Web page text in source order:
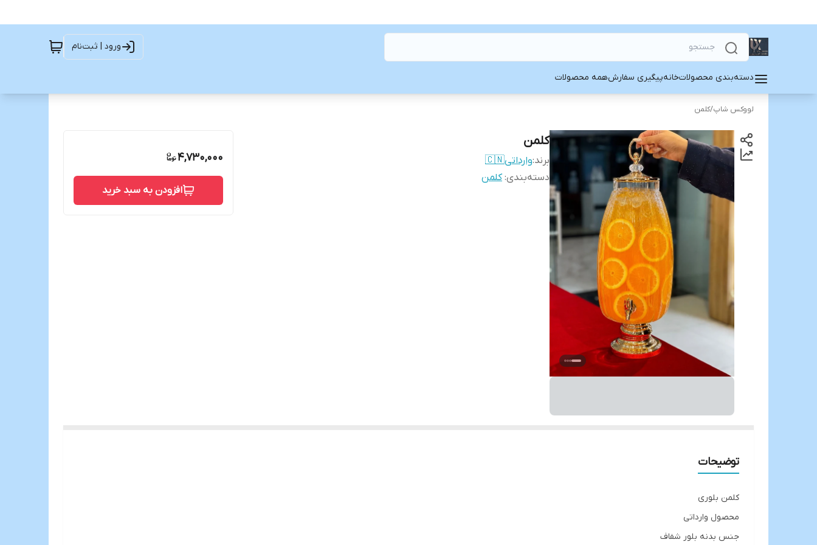
ورود | ثبت‌نام
دسته‌بندی محصولاتخانهپیگیری سفارشهمه محصولات
لووکس شاپ/کلمن
کلمن
برند:وارداتی🇨🇳
دسته‌بندی:کلمن
4,730,000
افزودن به سبد خرید
توضیحات
کلمن بلوری
محصول وارداتی
جنس بدنه بلور شفاف